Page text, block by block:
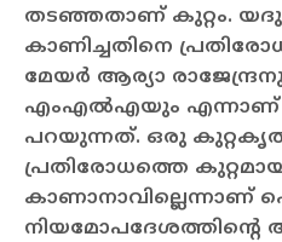
തടഞ്ഞതാണ് കുറ്റം. യദു
കാണിച്ചതിനെ
മേയര്‍ ആര്യാ
എംഎല്‍എയും എന്നാണ്
പറയുന്നത്. ഒരു
പ്രതിരോധത്തെ
കാണാനാവില്ലെന്നാണ്
നിയമോപദേശത്തിന്റെ